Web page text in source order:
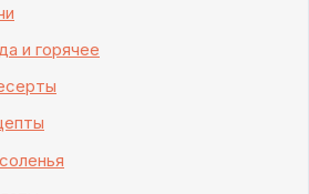
и горячее